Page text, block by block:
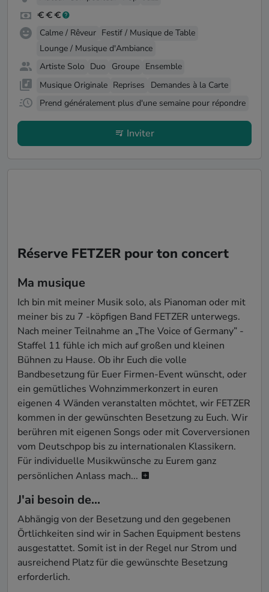
Calme / Rêveur Festif / Musique de Table
Lounge / Musique d'Ambiance
Artiste Solo Duo Groupe Ensemble
Musique Originale Reprises
Demandes à la Carte
Prend généralement plus d'une semaine pour répondre
Inviter
Réserve FETZER pour ton concert
Ma musique
Ich bin mit meiner Musik solo, als Pianoman oder mit
meiner bis zu 7 -köpfigen Band FETZER unterwegs.
Nach meiner Teilnahme an „The Voice of Germany” -
Staffel 11 fühle ich mich auf großen und kleinen
Bühnen zu Hause. Ob ihr Euch die volle
Bandbesetzung für Euer Firmen-Event wünscht, oder
ein gemütliches Wohnzimmerkonzert in euren
eigenen 4 Wänden veranstalten möchtet, wir FETZER
kommen in der gewünschten Besetzung zu Euch. Wir
berühren mit eigenen Songs oder mit Coverversionen
vom Deutschpop bis zu internationalen Klassikern.
Für individuelle Musikwünsche zu Eurem ganz
persönlichen Anlass mach...
J'ai besoin de...
Abhängig von der Besetzung und den gegebenen
Örtlichkeiten sind wir in Sachen Equipment bestens
ausgestattet. Somit ist in der Regel nur Strom und
ausreichend Platz für die gewünschte Besetzung
erforderlich.